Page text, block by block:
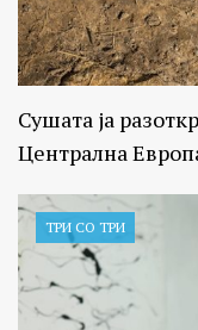
Сушата ја
Централна
ТРИ СО ТРИ